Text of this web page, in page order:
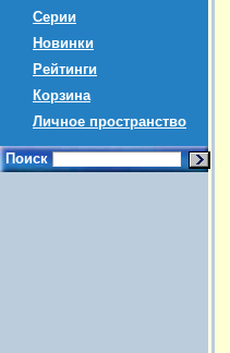
Серии
Новинки
Рейтинги
Корзина
Личное пространство
Поиск